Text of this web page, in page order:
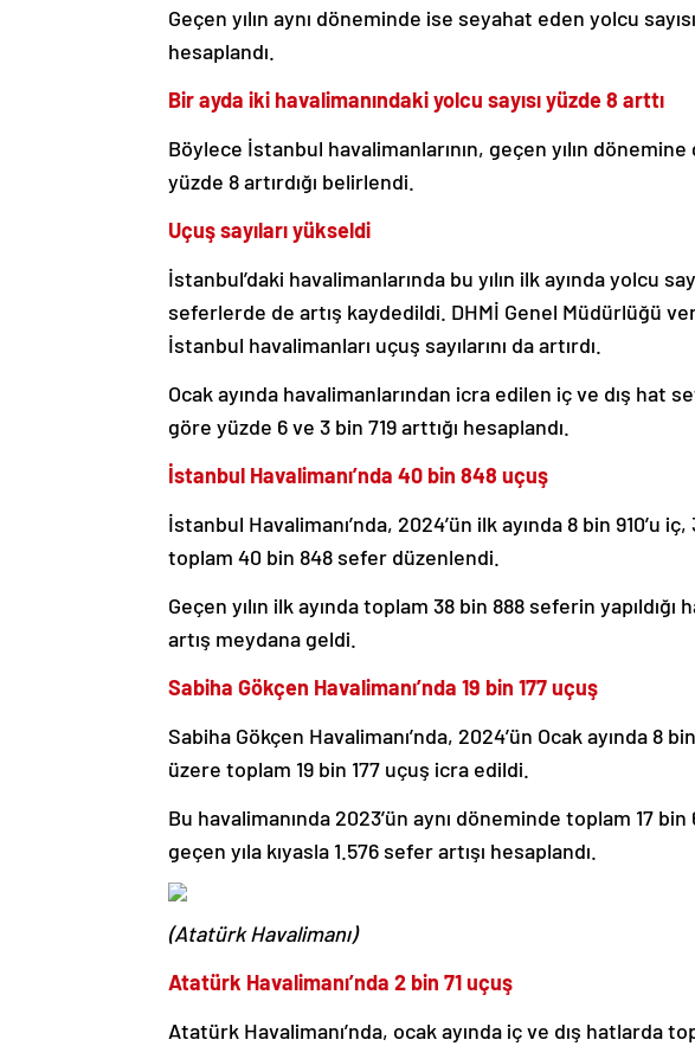
Geçen yılın aynı döneminde ise seyahat eden yolcu
hesaplandı.
Bir ayda iki havalimanındaki yolcu sayısı yüzde 8 arttı
Böylece İstanbul havalimanlarının, geçen yılın dönemine
yüzde 8 artırdığı belirlendi.
Uçuş sayıları yükseldi
İstanbul’daki havalimanlarında bu yılın ilk ayında yolcu
seferlerde de artış kaydedildi. DHMİ Genel Müdürlüğü
İstanbul havalimanları uçuş sayılarını da artırdı.
Ocak ayında havalimanlarından icra edilen iç ve dış hat
göre yüzde 6 ve 3 bin 719 arttığı hesaplandı.
İstanbul Havalimanı’nda 40 bin 848 uçuş
İstanbul Havalimanı’nda, 2024’ün ilk ayında 8 bin 910’u
toplam 40 bin 848 sefer düzenlendi.
Geçen yılın ilk ayında toplam 38 bin 888 seferin
artış meydana geldi.
Sabiha Gökçen Havalimanı’nda 19 bin 177 uçuş
Sabiha Gökçen Havalimanı’nda, 2024’ün Ocak ayında 8 bin
üzere toplam 19 bin 177 uçuş icra edildi.
Bu havalimanında 2023’ün aynı döneminde toplam 17 bin
geçen yıla kıyasla 1.576 sefer artışı hesaplandı.
(Atatürk Havalimanı)
Atatürk Havalimanı’nda 2 bin 71 uçuş
Atatürk Havalimanı’nda, ocak ayında iç ve dış hatlarda